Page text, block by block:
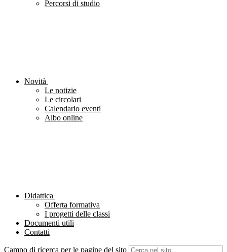
Percorsi di studio
Novità
Le notizie
Le circolari
Calendario eventi
Albo online
Didattica
Offerta formativa
I progetti delle classi
Documenti utili
Contatti
Campo di ricerca per le pagine del sito